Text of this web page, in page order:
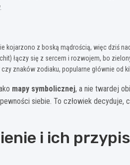
kojarzono z boską mądrością, więc dziś
łączy się z sercem i rozwojem, bo
znaków zodiaku, popularne głównie od
mapy symbolicznej, a nie twardej
siebie. To człowiek
i ich